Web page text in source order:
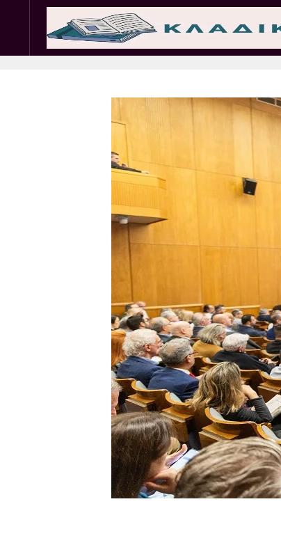
Σωματεία